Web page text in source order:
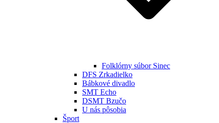
Folklórny súbor Sinec
DFS Zrkadielko
Bábkové divadlo
SMT Echo
DSMT Bzučo
U nás pôsobia
Šport